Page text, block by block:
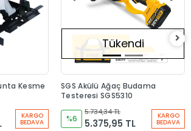
Kesme
KARGO
BEDAVA
Tükendi
SGS Akülü Ağaç Budama
Testeresi SGS5310
%6
5.734,34 TL
5.375,95 TL
KARGO
BEDAVA